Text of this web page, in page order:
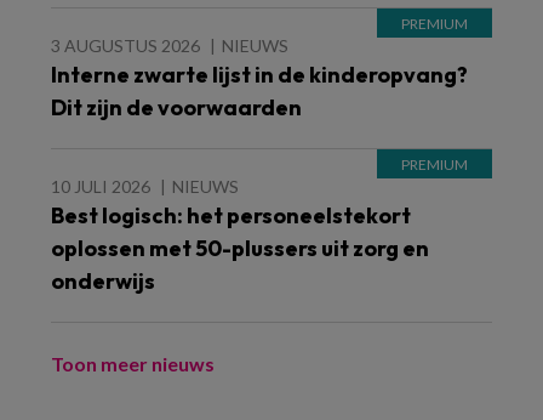
3 AUGUSTUS 2026 NIEUWS
Interne zwarte lijst in de kinderopvang?
Dit zijn de voorwaarden
10 JULI 2026 NIEUWS
Best logisch: het personeelstekort
oplossen met 50-plussers uit zorg en
onderwijs
Toon meer nieuws